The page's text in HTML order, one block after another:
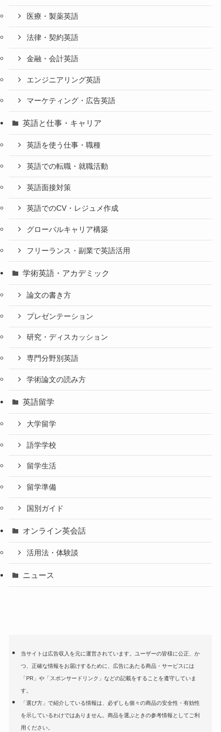
医療・製薬英語
法律・契約英語
金融・会計英語
エンジニアリング英語
マーケティング・広告英語
英語と仕事・キャリア
英語を使う仕事・職種
英語での転職・就職活動
英語面接対策
英語でのCV・レジュメ作成
グローバルキャリア構築
フリーランス・副業で英語活用
学術英語・アカデミック
論文の書き方
プレゼンテーション
研究・ディスカッション
専門分野別英語
学術論文の読み方
英語留学
大学留学
語学学校
留学生活
留学準備
国別ガイド
オンライン英会話
活用法・体験談
ニュース
当サイトは広告収入を元に運営されています。ユーザーの皆様に公正、か
つ、正確な情報をお届けするために、広告にあたる商品・サービスには
「PR」や「スポンサードリンク」などの記載をすることを遵守していま
す。
「選び方」で紹介している情報は、必ずしも個々の商品の安全性・有効性
を示しているわけではありません。商品を選ぶときの参考情報としてご利
用ください。